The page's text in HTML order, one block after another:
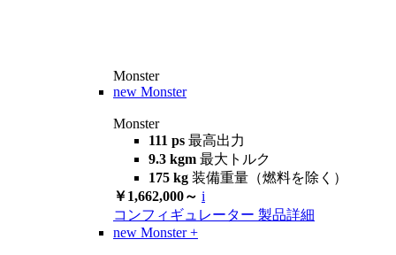
Monster
new Monster
Monster
111 ps 最高出力
9.3 kgm 最大トルク
175 kg 装備重量（燃料を除く）
￥1,662,000～ i
コンフィギュレーター 製品詳細
new Monster +